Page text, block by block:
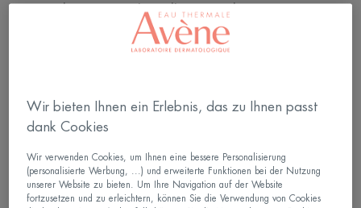
7 Ergebnisse "Behandlungen der
10
Feuchtigkeitscreme
beruhigende
Wir bieten Ihnen ein Erlebnis, das zu Ihnen passt
dank Cookies
Wir verwenden Cookies, um Ihnen eine bessere Personalisierung
(personalisierte Werbung, ...) und erweiterte Funktionen bei der Nutzung
unserer Website zu bieten. Um Ihre Navigation auf der Website
fortzusetzen und zu erleichtern, können Sie die Verwendung von Cookies